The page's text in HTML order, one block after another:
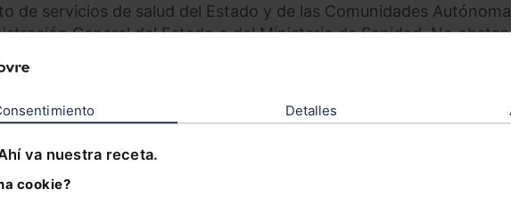
Detalles
va nuestra receta.
cookie?
de servicios de salud del Estado y de las Comunidades
General del Estado o del Ministerio de Sanidad. No
el Ministerio de Sanidad, el pronunciamiento no puede
falten actualmente esos medios, la sentencia desestima las
se ordene al Ministerio de Sanidad que cese en el
equipos de protección. Además, observa que, expirado el estado
ha decaído la dirección del Ministerio de Sanidad sobre los